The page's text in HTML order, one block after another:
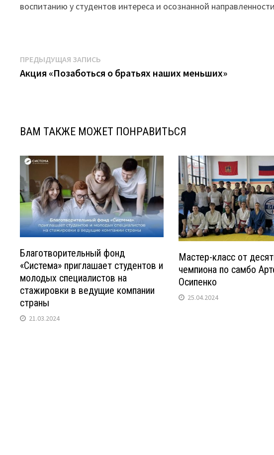
воспитанию у студентов интереса и осознанной
Навигация
по
ПРЕДЫДУЩАЯ ЗАПИСЬ
запись:
Акция «Позаботься о братьях наших меньших»
ВАМ ТАКЖЕ МОЖЕТ ПОНРАВИТЬСЯ
Благотворительный фонд
«Система» приглашает студентов и
молодых специалистов на
стажировки в ведущие компании
страны
21.03.2024
Мастер-класс от
чемпиона по самбо
Осипенко
25.04.2024